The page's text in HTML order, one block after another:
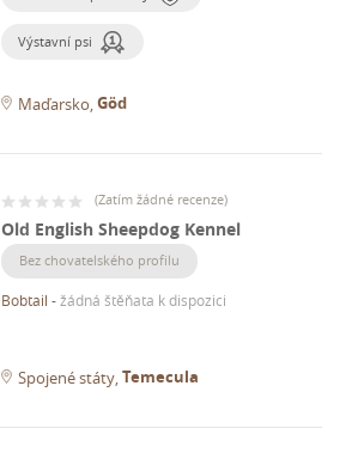
Výstavní psi
Maďarsko Göd
(Zatím žádné recenze)
Old English Sheepdog Kennel
Bez chovatelského profilu
Bobtail -žádná štěňata k dispozici
Spojené státy Temecula